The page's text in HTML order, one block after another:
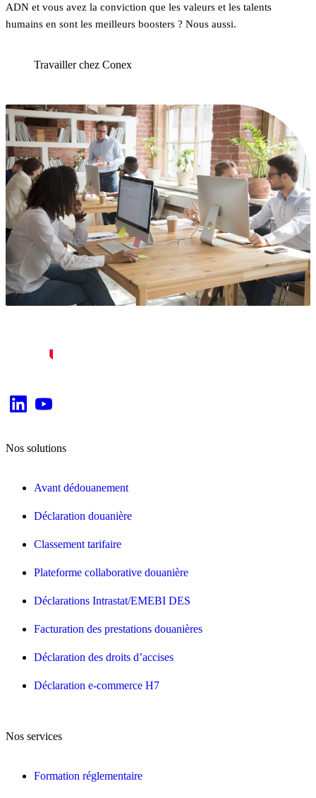
ADN et vous avez la conviction que les valeurs et les talents
humains en sont les meilleurs boosters ? Nous aussi.
Travailler chez Conex
Nos solutions
Avant dédouanement
Déclaration douanière
Classement tarifaire
Plateforme collaborative douanière
Déclarations Intrastat/EMEBI DES
Facturation des prestations douanières
Déclaration des droits d’accises
Déclaration e-commerce H7
Nos services
Formation réglementaire